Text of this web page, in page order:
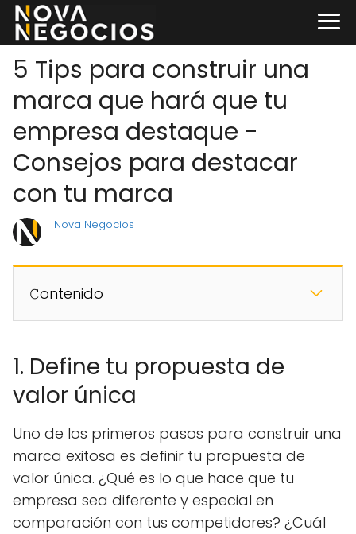
5 Tips para construir una
marca que hará que tu
empresa destaque -
Consejos para destacar
con tu marca
Nova Negocios
𝙲ontenido
1. Define tu propuesta de
valor única
Uno de los primeros pasos para construir una
marca exitosa es definir tu propuesta de
valor única. ¿Qué es lo que hace que tu
empresa sea diferente y especial en
comparación con tus competidores? ¿Cuál